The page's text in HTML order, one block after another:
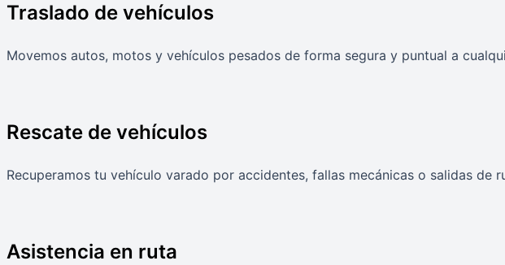
Traslado de vehículos
Movemos autos, motos y vehículos pesados de forma segura y puntual a
Rescate de vehículos
Recuperamos tu vehículo varado por accidentes, fallas mecánicas o salidas de
Asistencia en ruta